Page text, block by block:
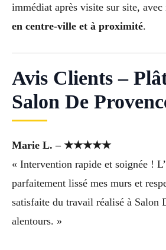
immédiat après visite sur site,
en centre-ville et à proximité.
Avis Clients –
Salon De
Marie L. – ★★★★★
« Intervention rapide et soignée !
parfaitement lissé mes murs et
satisfaite du travail réalisé à Salon
alentours. »